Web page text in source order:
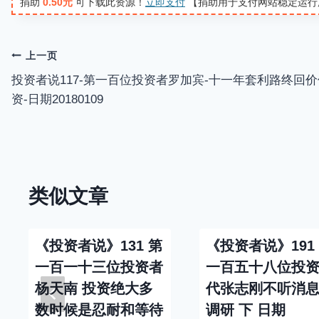
y
文
章
上一页
投资者说117-第一百位投资者罗加宾-十一年套利路终回
资-日期20180109
类似文章
《投资者说》131 第
一百一十三位投资者
杨天南 投资绝大多
数时候是忍耐和等待
《投资者说》191
一百五十八位投
代张志刚不听消
调研 下 日期